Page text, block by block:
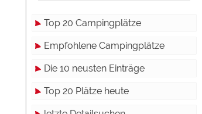
Top 20 Campingplätze
Empfohlene Campingplätze
Die 10 neusten Einträge
Top 20 Plätze heute